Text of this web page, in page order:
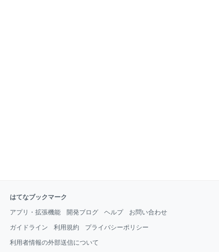
はてなブックマーク
アプリ・拡張機能 開発ブログ ヘルプ お問い合わせ
ガイドライン 利用規約 プライバシーポリシー
利用者情報の外部送信について